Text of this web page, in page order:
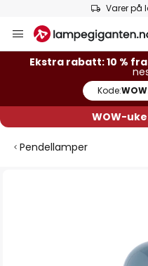
Varer på
Hopp
til
innhold
Ekstra rabatt: 10 % fra
Kode:
WOW-
Pendellamper